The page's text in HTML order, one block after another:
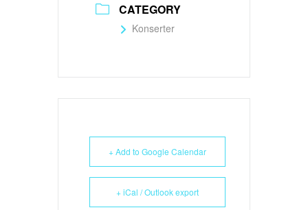
CATEGORY
Konserter
+ Add to Google Calendar
+ iCal / Outlook export